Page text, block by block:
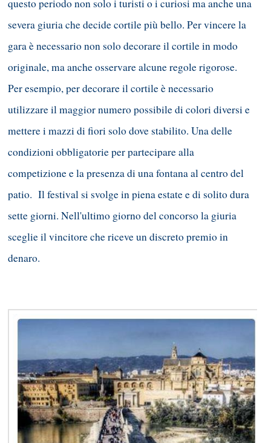
questo periodo non solo i turisti o i curiosi ma anche una
severa giuria che decide cortile più bello. Per vincere la
gara è necessario non solo decorare il cortile in modo
originale, ma anche osservare alcune regole rigorose.
Per esempio, per decorare il cortile è necessario
utilizzare il maggior numero possibile di colori diversi e
mettere i mazzi di fiori solo dove stabilito. Una delle
condizioni obbligatorie per partecipare alla
competizione e la presenza di una fontana al centro del
patio. Il festival si svolge in piena estate e di solito dura
sette giorni. Nell'ultimo giorno del concorso la giuria
sceglie il vincitore che riceve un discreto premio in
denaro.